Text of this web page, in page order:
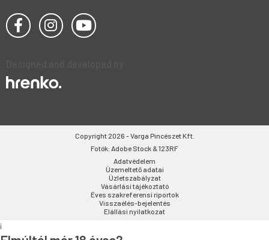
Copyright 2026 - Varga Pincészet Kft.
Fotók: Adobe Stock & 123RF
Adatvédelem
Üzemeltető adatai
Üzletszabályzat
Vásárlási tájékoztató
Éves szakreferensi riportok
Visszaélés-bejelentés
Elállási nyilatkozat
i